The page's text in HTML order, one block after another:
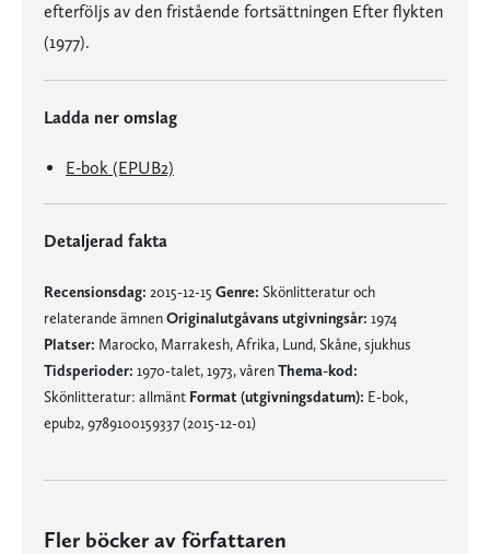
efterföljs av den fristående fortsättningen Efter flykten
(1977).
Ladda ner omslag
E-bok (EPUB2)
Detaljerad fakta
Recensionsdag: 2015-12-15 Genre: Skönlitteratur och
relaterande ämnenOriginalutgåvans utgivningsår: 1974
Platser: Marocko, Marrakesh, Afrika, Lund, Skåne, sjukhus
Tidsperioder: 1970-talet, 1973, vårenThema-kod:
Skönlitteratur: allmänt Format (utgivningsdatum): E-bok,
epub2, 9789100159337 (2015-12-01)
Fler böcker av författaren